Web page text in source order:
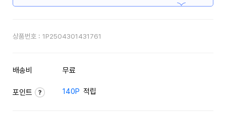
상품번호 : 1P2504301431761
배송비 무료
포인트 140P 적립